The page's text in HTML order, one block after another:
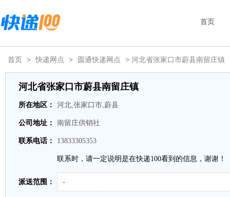
首页
首页 > 快递网点 > 圆通快递网点 > 河北省张家口市蔚县南留庄镇
河北省张家口市蔚县南留庄镇
所在地区： 河北,张家口市,蔚县
公司地址： 南留庄供销社
联系电话： 13833305353
联系时，请一定说明是在快递100看到的信息，谢谢！
派送范围： -